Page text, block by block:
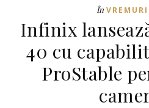
În
Infinix
40 cu
ProStable